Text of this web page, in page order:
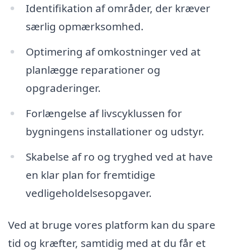
Identifikation af områder, der kræver
særlig opmærksomhed.
Optimering af omkostninger ved at
planlægge reparationer og
opgraderinger.
Forlængelse af livscyklussen for
bygningens installationer og udstyr.
Skabelse af ro og tryghed ved at have
en klar plan for fremtidige
vedligeholdelsesopgaver.
Ved at bruge vores platform kan du spare
tid og kræfter, samtidig med at du får et